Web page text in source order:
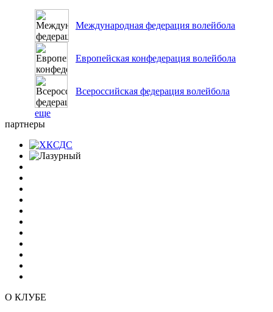
Международная федерация волейбола
Европейская конфедерация волейбола
Всероссийская федерация волейбола
еще
партнеры
О КЛУБЕ